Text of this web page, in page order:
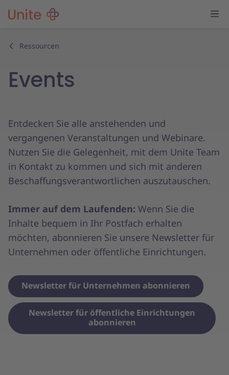
Ressourcen
Events
Entdecken Sie alle anstehenden und
vergangenen Veranstaltungen und Webinare.
Nutzen Sie die Gelegenheit, mit dem Unite Team
in Kontakt zu kommen und sich mit anderen
Beschaffungsverantwortlichen auszutauschen.
Immer auf dem Laufenden: Wenn Sie die
Inhalte bequem in Ihr Postfach erhalten
möchten, abonnieren Sie unsere Newsletter für
Unternehmen oder öffentliche Einrichtungen.
Newsletter für Unternehmen abonnieren
Newsletter für öffentliche Einrichtungen
abonnieren